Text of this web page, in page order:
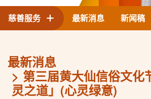
联络我们
最新消息 新闻稿
慈善服务
最新消息
第三届黄大仙信俗文化
灵之道」(心灵绿意)